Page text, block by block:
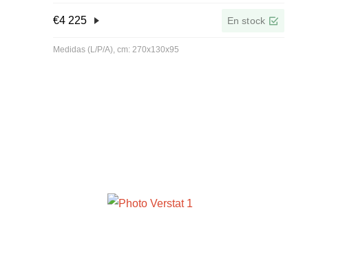
€4 225 En stock
Medidas (L/P/A), cm: 270x130x95